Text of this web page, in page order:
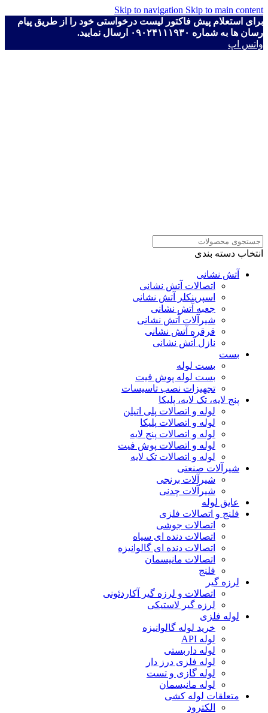
Skip to navigation Skip to main content
برای استعلام پیش فاکتور لیست درخواستی خود را از طریق پیام
رسان ها به شماره ۰۹۰۲۴۱۱۱۹۳۰ ارسال نمایید.
واتس اپ
انتخاب دسته بندی
آتش نشانی
اتصالات آتش نشانی
اسپرینکلر آتش نشانی
جعبه آتش نشانی
شیرآلات آتش نشانی
قرقره آتش نشانی
نازل آتش نشانی
بست
بست لوله
بست لوله پوش فیت
تجهیزات نصب تاسیسات
پنج لایه، تک لایه، پلیکا
لوله و اتصالات پلی اتیلن
لوله و اتصالات پلیکا
لوله و اتصالات پنج لایه
لوله و اتصالات پوش فیت
لوله و اتصالات تک لایه
شیرآلات صنعتی
شیرآلات برنجی
شیرآلات چدنی
عایق لوله
فلنج و اتصالات فلزی
اتصالات جوشی
اتصالات دنده ای سیاه
اتصالات دنده ای گالوانیزه
اتصالات مانیسمان
فلنج
لرزه گیر
اتصالات و لرزه گیر آکاردئونی
لرزه گیر لاستیکی
لوله فلزی
خرید لوله گالوانیزه
لوله API
لوله داربستی
لوله فلزی درز دار
لوله گازی و تست
لوله مانیسمان
متعلقات لوله کشی
الکترود